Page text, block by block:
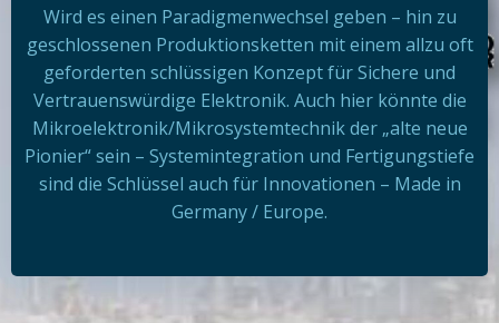
Wird es einen Paradigmenwechsel geben – hin zu
geschlossenen Produktionsketten mit einem allzu oft
geforderten schlüssigen Konzept für Sichere und
Vertrauenswürdige Elektronik. Auch hier könnte die
Mikroelektronik/Mikrosystemtechnik der „alte neue
Pionier“ sein – Systemintegration und Fertigungstiefe
sind die Schlüssel auch für Innovationen – Made in
Germany / Europe.